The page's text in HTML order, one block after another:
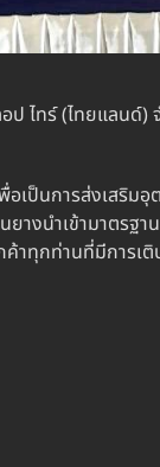
ไทร์ (ไทยแลนด์)
ป็นการส่งเสริ
างนำเข้ามาต
ทุกท่านที่มีการเ